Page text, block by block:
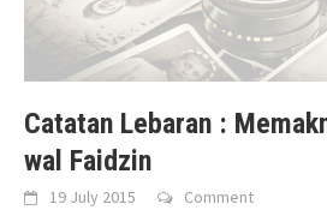
Catatan Lebaran :
wal Faidzin
19 July 2015 Comment